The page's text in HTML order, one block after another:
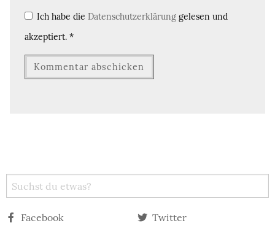
Ich habe die Datenschutzerklärung gelesen und
akzeptiert. *
Facebook
Twitter